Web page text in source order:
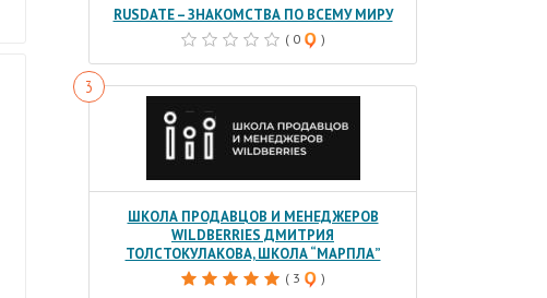
RUSDATE – ЗНАКОМСТВА ПО ВСЕМУ МИРУ
( 0 )
ШКОЛА ПРОДАВЦОВ И МЕНЕДЖЕРОВ
WILDBERRIES ДМИТРИЯ
ТОЛСТОКУЛАКОВА, ШКОЛА “МАРПЛА”
( 3 )